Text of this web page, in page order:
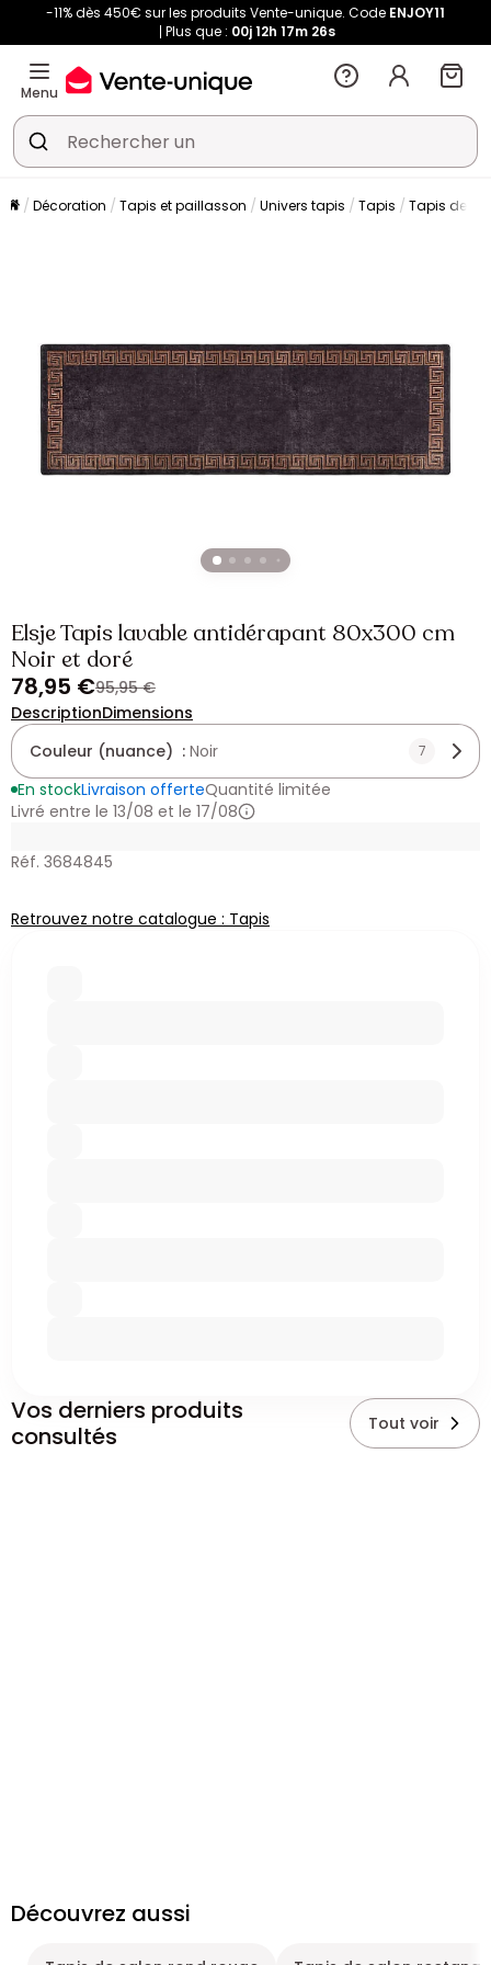
-11% dès 450€ sur les produits Vente-unique. Code ENJOY11
Plus que : 00j12h 17m 25s
Menu
Décoration Tapis et paillasson Univers tapis Tapis Tapis de
Elsje Tapis lavable antidérapant 80x300 cm
Noir et doré
78,95 €95,95 €
DescriptionDimensions
Couleur (nuance) : Noir 7
En stockLivraison offerteQuantité limitée
Livré entre le 13/08 et le 17/08
Réf. 3684845
Retrouvez notre catalogue : Tapis
Vos derniers produits
consultés
Tout voir
Découvrez aussi